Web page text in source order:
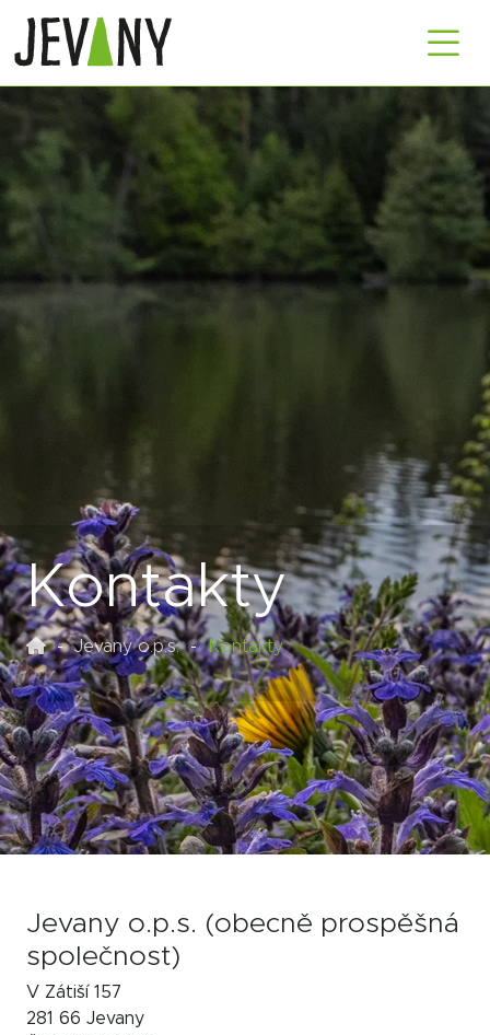
Kontakty
Jevany o.p.s. Kontakty
Jevany o.p.s. (obecně prospěšná
společnost)
V Zátiší 157
281 66 Jevany